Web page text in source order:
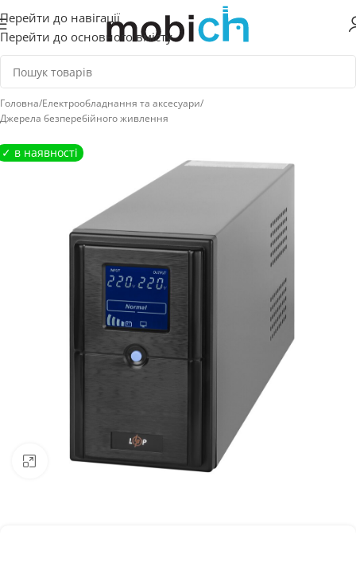
Перейти до навігації
Перейти до основного вмісту
Головна/Електрообладнання та аксесуари/
Джерела безперебійного живлення
Натисніть, щоб збільшити